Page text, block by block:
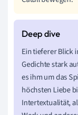
Ein tieferer Blick
Gedichte stark
es ihm um das
höchsten Liebe
Intertextualität,